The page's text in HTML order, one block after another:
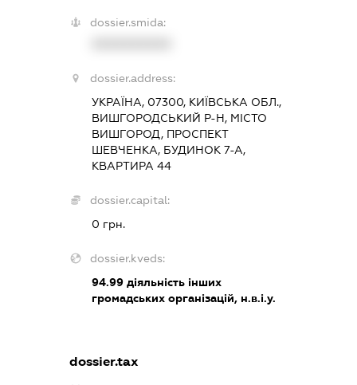
dossier.smida:
dossier.address:
УКРАЇНА, 07300, КИЇВСЬКА ОБЛ.,
ВИШГОРОДСЬКИЙ Р-Н, МІСТО
ВИШГОРОД, ПРОСПЕКТ
ШЕВЧЕНКА, БУДИНОК 7-А,
КВАРТИРА 44
dossier.capital:
0 грн.
dossier.kveds:
94.99діяльність інших
громадських організацій, н.в.і.у.
dossier.tax